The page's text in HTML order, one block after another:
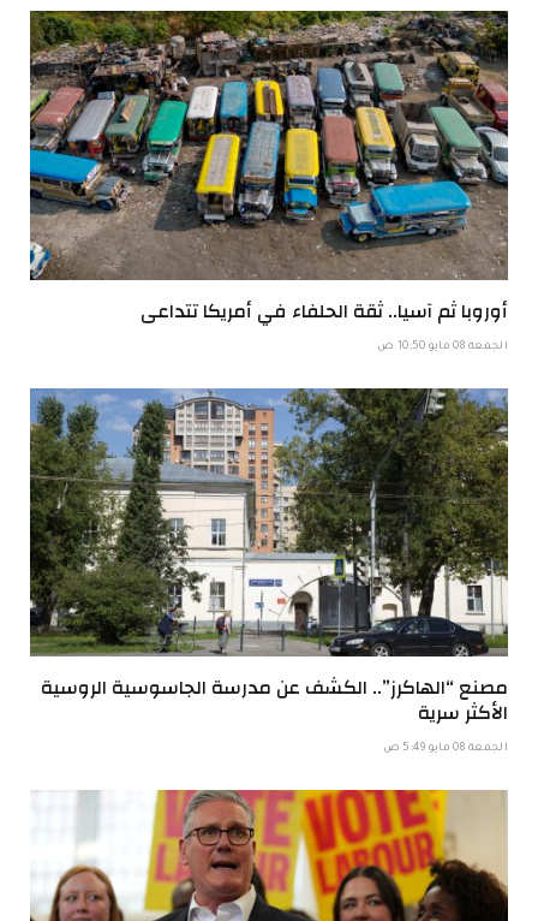
أوروبا ثم آسيا.. ثقة الحلفاء في أمريكا تتداعى
الجمعة 08 مايو 10:50 ص
مصنع “الهاكرز”.. الكشف عن مدرسة الجاسوسية الروسية
الأكثر سرية
الجمعة 08 مايو 5:49 ص